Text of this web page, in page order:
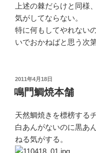
上述の棘だらけと同様
気がしてならない。
特に何もしてやれない
いでおかねばと思う次第
投
稿
日:
2011年4月18日
鳴門鯛焼本舗
天然鯛焼きを標榜する
白あんがないのに黒あ
ねる気がする。